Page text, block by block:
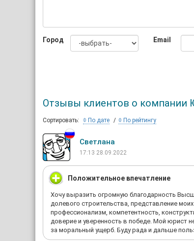
Город Email
Отзывы клиентов о
Сортировать: По дате По рейтингу
Светлана
17:13 28.09.2022
Положительное впечатление
Хочу выразить огромную благодарность
долевого строительства, представление
профессионализм, компетентность,
доверие и уверенность в победе. Мой юрист
за моральный ущерб. Буду рада и дальше